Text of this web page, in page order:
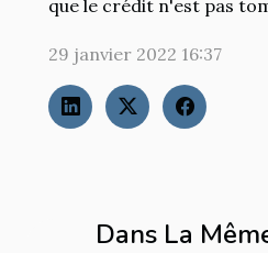
Dans La
que le crédit n'est pas
29 janvier 2022 16:37